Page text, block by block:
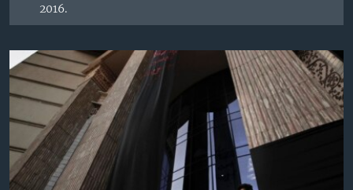
2016.